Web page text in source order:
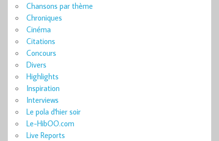
Chansons par thème
Chroniques
Cinéma
Citations
Concours
Divers
Highlights
Inspiration
Interviews
Le pola d'hier soir
Le-HibOO.com
Live Reports